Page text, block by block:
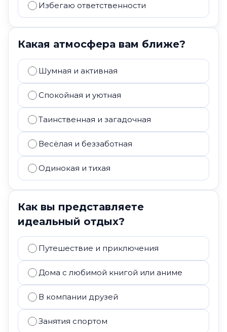
Избегаю ответственности
Какая атмосфера вам ближе?
Шумная и активная
Спокойная и уютная
Таинственная и загадочная
Весёлая и беззаботная
Одинокая и тихая
Как вы представляете
идеальный отдых?
Путешествие и приключения
Дома с любимой книгой или аниме
В компании друзей
Занятия спортом